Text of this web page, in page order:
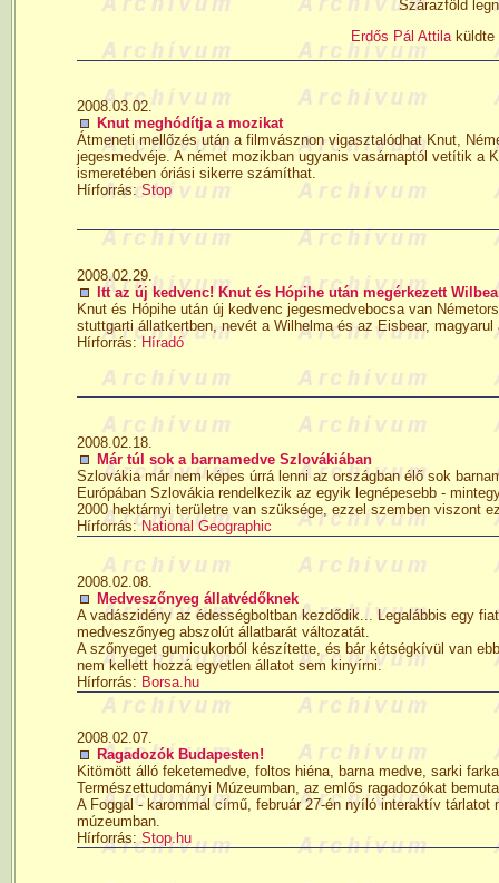
Szárazföld
Erdős Pál Attilaküldte
2008.03.02.
Knut meghódítja a mozikat
Átmeneti mellőzés után a filmvásznon vigasztalódhat Knut,
jegesmedvéje. A német mozikban ugyanis vasárnaptól vetítik a
ismeretében óriási sikerre számíthat.
Hírforrás:Stop
2008.02.29.
Itt az új kedvenc! Knut és Hópihe után megérkezett
Knut és Hópihe után új kedvenc jegesmedvebocsa van
stuttgarti állatkertben, nevét a Wilhelma és az Eisbear,
Hírforrás: Híradó
2008.02.18.
Már túl sok a barnamedve Szlovákiában
Szlovákia már nem képes úrrá lenni az országban élő sok
Európában Szlovákia rendelkezik az egyik legnépesebb -
2000 hektárnyi területre van szüksége, ezzel szemben viszont
Hírforrás: National Geographic
2008.02.08.
Medveszőnyeg állatvédőknek
A vadászidény az édességboltban kezdődik... Legalábbis egy
medveszőnyeg abszolút állatbarát változatát.
A szőnyeget gumicukorból készítette, és bár kétségkívül van
nem kellett hozzá egyetlen állatot sem kinyírni.
Hírforrás: Borsa.hu
2008.02.07.
Ragadozók Budapesten!
Kitömött álló feketemedve, foltos hiéna, barna medve, sarki
Természettudományi Múzeumban, az emlős ragadozókat
A Foggal - karommal című, február 27-én nyíló interaktív
múzeumban.
Hírforrás:Stop.hu